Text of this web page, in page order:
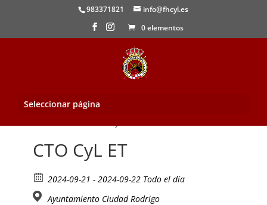
983371821
info@fhcyl.es
0 elementos
Seleccionar página
CTO CyL ET
2024-09-21 - 2024-09-22 Todo el día
Ayuntamiento Ciudad Rodrigo